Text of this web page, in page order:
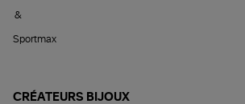
&
Sportmax
CRÉATEURS BIJOUX